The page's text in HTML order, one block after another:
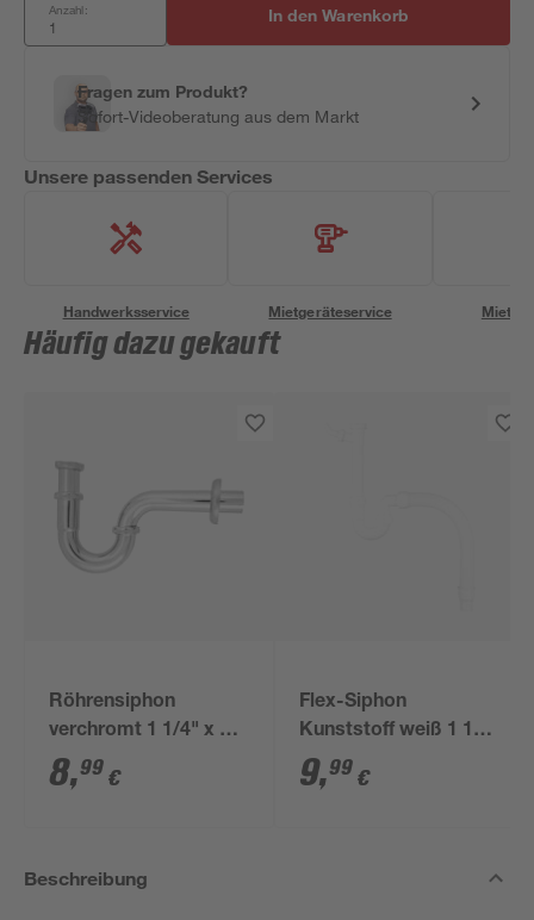
Anzahl: In den Warenkorb
Fragen zum Produkt?
Sofort-Videoberatung aus dem Markt
Unsere passenden Services
Handwerksservice Mietgeräteservice
Häufig dazu gekauft
Röhrensiphon
verchromt 1 1/4" x 32
mm
8,99 €
Flex-Siphon
Kunststoff weiß 1 1/2'
x 40/50 mm
9,99 €
Beschreibung